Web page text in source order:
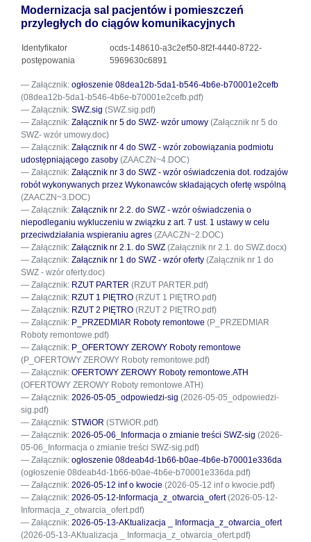
Modernizacja sal pacjentów i pomieszczeń
przyległych do ciągów komunikacyjnych
Identyfikator
postępowania
ocds-148610-a3c2ef50-8f2f-4440-8722-
5969630c6891
Załącznik: ogłoszenie 08dea12b-5da1-b546-4b6e-b70001e2cefb
(08dea12b-5da1-b546-4b6e-b70001e2cefb.pdf)
Załącznik: SWZ.sig (SWZ.sig.pdf)
Załącznik: Załącznik nr 5 do SWZ- wzór umowy (Załącznik nr 5 do
SWZ- wzór umowy.doc)
Załącznik: Załącznik nr 4 do SWZ - wzór zobowiązania podmiotu
udostępniającego zasoby (ZAACZN~4.DOC)
Załącznik: Załącznik nr 3 do SWZ - wzór oświadczenia dot. rodzajów
robót wykonywanych przez Wykonawców składających ofertę wspólną
(ZAACZN~3.DOC)
Załącznik: Załącznik nr 2.2. do SWZ - wzór oświadczenia o
niepodleganiu wykluczeniu w związku z art. 7 ust. 1 ustawy w celu
przeciwdziałania wspieraniu agres (ZAACZN~2.DOC)
Załącznik: Załącznik nr 2.1. do SWZ (Załącznik nr 2.1. do SWZ.docx)
Załącznik: Załącznik nr 1 do SWZ - wzór oferty (Załącznik nr 1 do
SWZ - wzór oferty.doc)
Załącznik: RZUT PARTER (RZUT PARTER.pdf)
Załącznik: RZUT 1 PIĘTRO (RZUT 1 PIĘTRO.pdf)
Załącznik: RZUT 2 PIĘTRO (RZUT 2 PIĘTRO.pdf)
Załącznik: P_PRZEDMIAR Roboty remontowe (P_PRZEDMIAR
Roboty remontowe.pdf)
Załącznik: P_OFERTOWY ZEROWY Roboty remontowe
(P_OFERTOWY ZEROWY Roboty remontowe.pdf)
Załącznik: OFERTOWY ZEROWY Roboty remontowe.ATH
(OFERTOWY ZEROWY Roboty remontowe.ATH)
Załącznik: 2026-05-05_odpowiedzi-sig (2026-05-05_odpowiedzi-
sig.pdf)
Załącznik: STWiOR (STWiOR.pdf)
Załącznik: 2026-05-06_Informacja o zmianie treści SWZ-sig (2026-
05-06_Informacja o zmianie treści SWZ-sig.pdf)
Załącznik: ogłoszenie 08deab4d-1b66-b0ae-4b6e-b70001e336da
(ogłoszenie 08deab4d-1b66-b0ae-4b6e-b70001e336da.pdf)
Załącznik: 2026-05-12 inf o kwocie (2026-05-12 inf o kwocie.pdf)
Załącznik: 2026-05-12-Informacja_z_otwarcia_ofert(2026-05-12-
Informacja_z_otwarcia_ofert.pdf)
Załącznik: 2026-05-13-AKtualizacja _ Informacja_z_otwarcia_ofert
(2026-05-13-AKtualizacja _ Informacja_z_otwarcia_ofert.pdf)